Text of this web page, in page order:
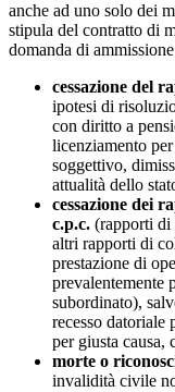
anche ad uno solo dei
stipula del contratto di
domanda di
cessazione del
ipotesi di
con diritto a
licenziamento
soggettivo,
attualità dello
cessazione dei
c.p.c. (rapporti di
altri rapporti di
prestazione di
prevalentemente
subordinato),
recesso datoriale
per giusta causa,
morte o
invalidità civile